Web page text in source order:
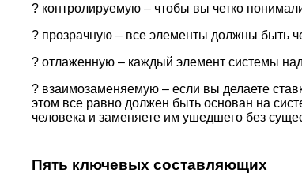
? контролируемую – чтобы вы четко
? прозрачную – все элементы должны быть
? отлаженную – каждый элемент системы
? взаимозаменяемую – если вы делаете
этом все равно должен быть основан на
человека и заменяете им ушедшего без
Пять ключевых составляющих